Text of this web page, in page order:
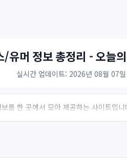
/유머 정보 총정리 - 오늘
실시간 업데이트: 2026년 08월 07일
를 한 곳에서 모아 제공하는 사이트입